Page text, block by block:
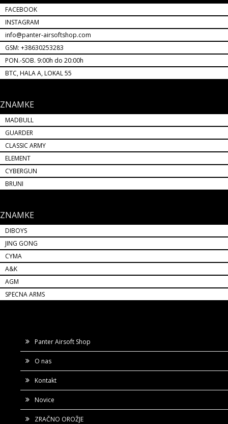
FACEBOOK
INSTAGRAM
info@panter-airsoftshop.com
GSM: +38630253283
PON.-SOB. 9:00h do 20:00h
BTC, HALA A, LOKAL 55
ZNAMKE
MADBULL
GUARDER
CLASSIC ARMY
ELEMENT
CYBERGUN
BRUNI
ZNAMKE
DIBOYS
JING GONG
CYMA
A&K
AGM
SPECNA ARMS
Panter Airsoft Shop
O nas
Kontakt
Novice
ZRAČNO OROŽJE